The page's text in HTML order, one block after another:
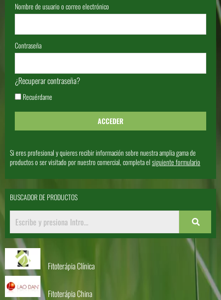
Nombre de usuario o correo electrónico
Contraseña
¿Recuperar contraseña?
Recuérdame
Si eres profesional y quieres recibir información sobre nuestra amplia gama de
productos o ser visitado por nuestro comercial, completa elsiguiente formulario
BUSCADOR DE PRODUCTOS
Fitoterápia Clínica
Fitoterápia China